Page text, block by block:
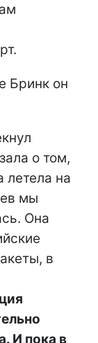
Бринк он
о том,
летела на
мы
Она
в
И пока в